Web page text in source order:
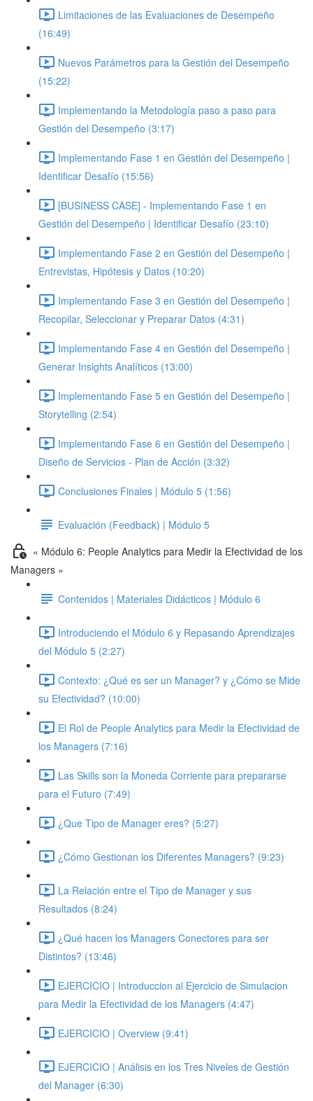
Limitaciones de las Evaluaciones de Desempeño
(16:49)
Nuevos Parámetros para la Gestión del Desempeño
(15:22)
Implementando la Metodología paso a paso para
Gestión del Desempeño (3:17)
Implementando Fase 1 en Gestión del Desempeño |
Identificar Desafío (15:56)
[BUSINESS CASE] - Implementando Fase 1 en
Gestión del Desempeño | Identificar Desafío (23:10)
Implementando Fase 2 en Gestión del Desempeño |
Entrevistas, Hipótesis y Datos (10:20)
Implementando Fase 3 en Gestión del Desempeño |
Recopilar, Seleccionar y Preparar Datos (4:31)
Implementando Fase 4 en Gestión del Desempeño |
Generar Insights Analíticos (13:00)
Implementando Fase 5 en Gestión del Desempeño |
Storytelling (2:54)
Implementando Fase 6 en Gestión del Desempeño |
Diseño de Servicios - Plan de Acción (3:32)
Conclusiones Finales | Módulo 5 (1:56)
Evaluación (Feedback) | Módulo 5
« Módulo 6: People Analytics para Medir la Efectividad de los
Managers »
Contenidos | Materiales Didácticos | Módulo 6
Introduciendo el Módulo 6 y Repasando Aprendizajes
del Módulo 5 (2:27)
Contexto: ¿Qué es ser un Manager? y ¿Cómo se Mide
su Efectividad? (10:00)
El Rol de People Analytics para Medir la Efectividad de
los Managers (7:16)
Las Skills son la Moneda Corriente para prepararse
para el Futuro (7:49)
¿Que Tipo de Manager eres? (5:27)
¿Cómo Gestionan los Diferentes Managers? (9:23)
La Relación entre el Tipo de Manager y sus
Resultados (8:24)
¿Qué hacen los Managers Conectores para ser
Distintos? (13:46)
EJERCICIO | Introduccion al Ejercicio de Simulacion
para Medir la Efectividad de los Managers (4:47)
EJERCICIO | Overview (9:41)
EJERCICIO | Análisis en los Tres Niveles de Gestión
del Manager (6:30)